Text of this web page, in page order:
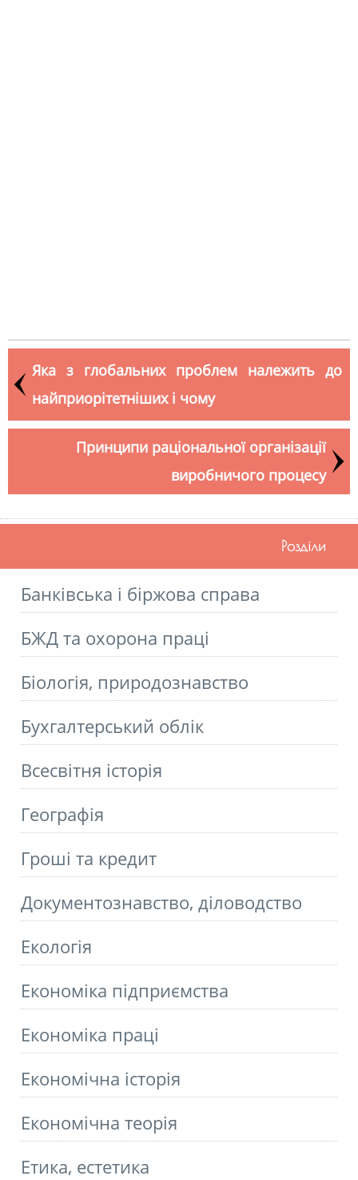
Яка з глобальних проблем належить до
найприорітетніших і чому
Принципи раціональної організації
виробничого процесу
Розділи
Банківська і біржова справа
БЖД та охорона праці
Біологія, природознавство
Бухгалтерський облік
Всесвітня історія
Географія
Гроші та кредит
Документознавство, діловодство
Екологія
Економіка підприємства
Економіка праці
Економічна історія
Економічна теорія
Етика, естетика